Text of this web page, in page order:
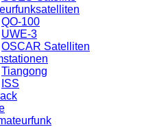
QO-100
UWE-3
OSCAR Satelliten
Tiangong
ISS